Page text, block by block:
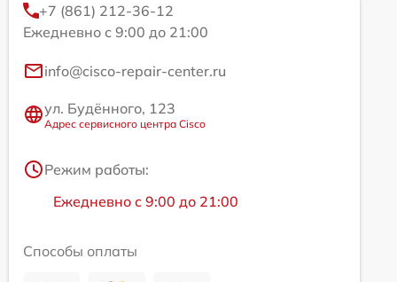
+7 (861) 212-36-12
Ежедневно с 9:00 до 21:00
info@cisco-repair-center.ru
ул. Будённого, 123
Адрес сервисного центра Cisco
Режим работы:
Ежедневно с 9:00 до 21:00
Способы оплаты